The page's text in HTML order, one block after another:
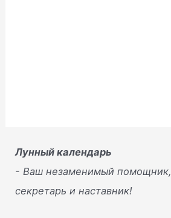
Лунный календарь
- Ваш незаменимый помощник,
секретарь и наставник!